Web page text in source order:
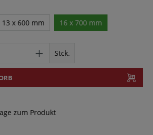
13 x 600 mm 16 x 700 mm
Stck.
zum Produkt